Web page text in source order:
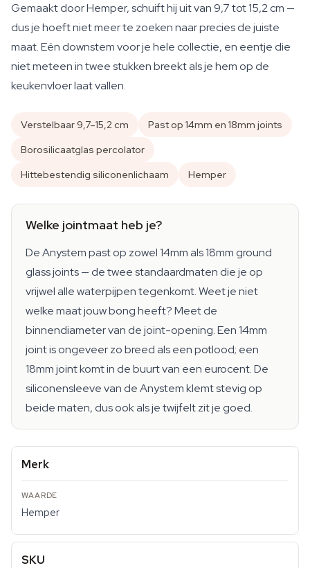
Gemaakt door Hemper, schuift hij uit van 9,7 tot 15,2 cm —
dus je hoeft niet meer te zoeken naar precies de juiste
maat. Eén downstem voor je hele collectie, en eentje die
niet meteen in twee stukken breekt als je hem op de
keukenvloer laat vallen.
Verstelbaar 9,7–15,2 cm
Past op 14mm en 18mm joints
Borosilicaatglas percolator
Hittebestendig siliconenlichaam
Hemper
Welke jointmaat heb je?
De Anystem past op zowel 14mm als 18mm ground
glass joints — de twee standaardmaten die je op
vrijwel alle waterpijpen tegenkomt. Weet je niet
welke maat jouw bong heeft? Meet de
binnendiameter van de joint-opening. Een 14mm
joint is ongeveer zo breed als een potlood; een
18mm joint komt in de buurt van een eurocent. De
siliconensleeve van de Anystem klemt stevig op
beide maten, dus ook als je twijfelt zit je goed.
Merk
Hemper
SKU